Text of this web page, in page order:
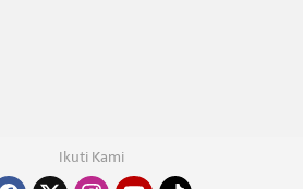
Ikuti Kami